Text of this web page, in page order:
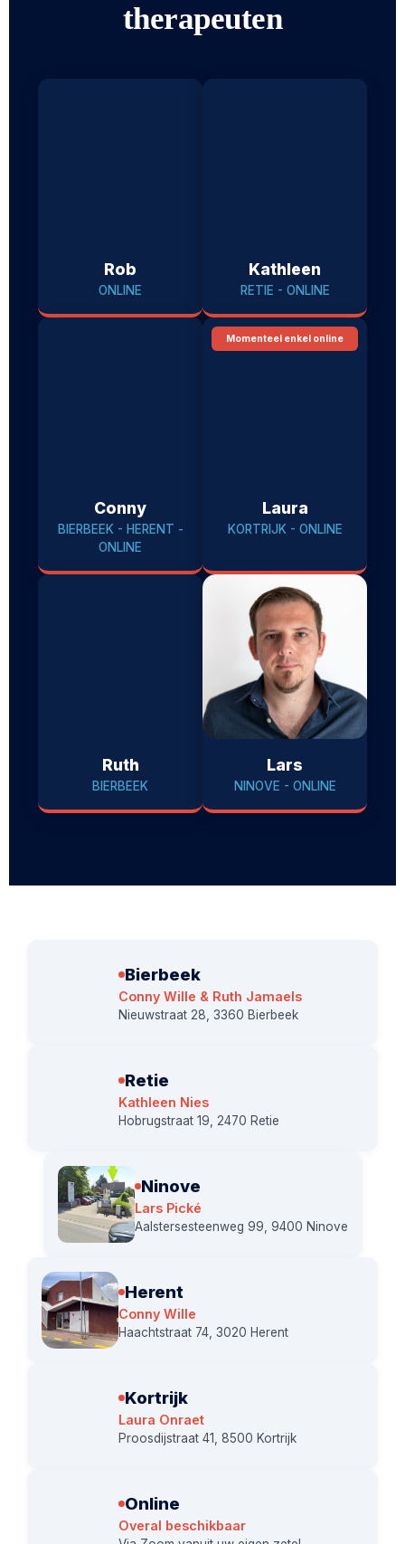
therapeuten
Rob
ONLINE
Kathleen
RETIE - ONLINE
Conny
BIERBEEK - HERENT -
ONLINE
Momenteel enkel online
Laura
KORTRIJK - ONLINE
Ruth
BIERBEEK
Lars
NINOVE - ONLINE
Bierbeek
Conny Wille & Ruth Jamaels
Nieuwstraat 28, 3360 Bierbeek
Retie
Kathleen Nies
Hobrugstraat 19, 2470 Retie
Ninove
Lars Pické
Aalstersesteenweg 99, 9400 Ninove
Herent
Conny Wille
Haachtstraat 74, 3020 Herent
Kortrijk
Laura Onraet
Proosdijstraat 41, 8500 Kortrijk
Online
Overal beschikbaar